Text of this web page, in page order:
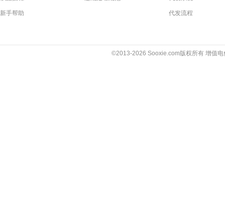
新手帮助 代发流程
©2013-2026 Sooxie.com版权所有 增值